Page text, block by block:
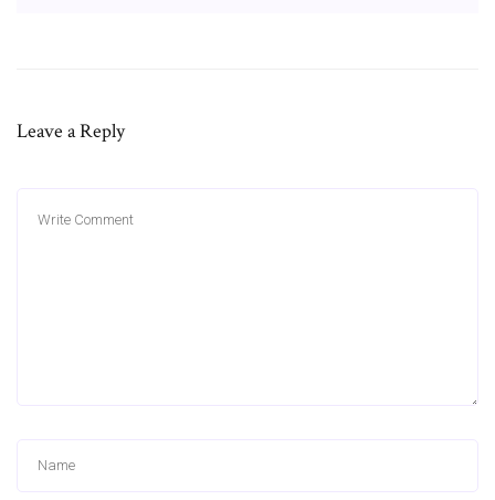
Leave a Reply